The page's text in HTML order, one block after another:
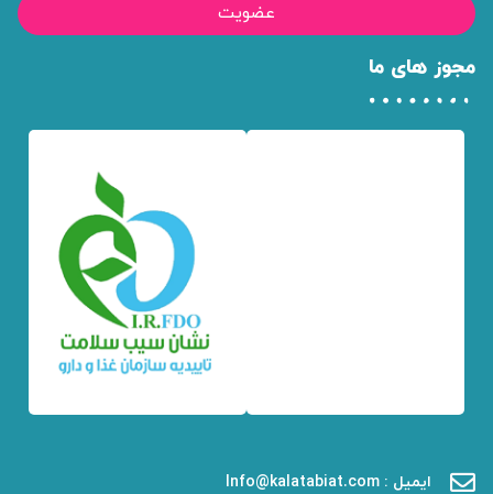
عضویت
مجوز های ما
ایمیل : Info@kalatabiat.com